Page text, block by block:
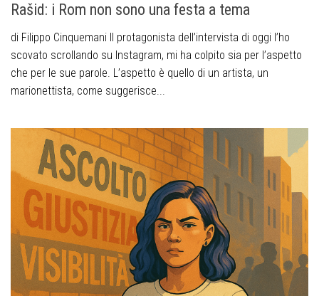
Rašid: i Rom non sono una festa a tema
di Filippo Cinquemani Il protagonista dell’intervista di oggi l’ho
scovato scrollando su Instagram, mi ha colpito sia per l’aspetto
che per le sue parole. L’aspetto è quello di un artista, un
marionettista, come suggerisce...